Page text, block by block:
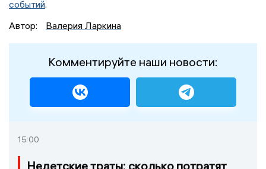
событий.
Автор:
Валерия Ларкина
Комментируйте наши новости:
15:00
Недетские траты: сколько потратят